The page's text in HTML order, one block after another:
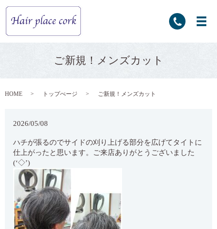
ご新規！メンズカット
HOME トップぺージ ご新規！メンズカット
2026/05/08
ハチが張るのでサイドの刈り上げる部分を広げてタイトに
仕上がったと思います。ご来店ありがとうございました
(‘◇’)ゞ